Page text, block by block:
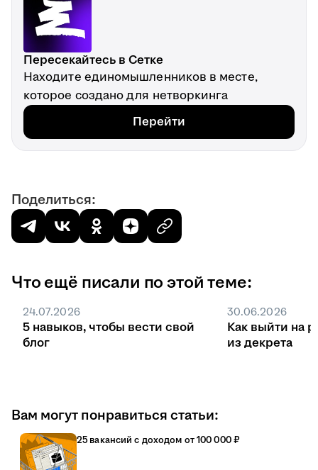
Пересекайтесь в Сетке
Находите единомышленников в месте,
которое создано для нетворкинга
Перейти
Поделиться:
Что ещё писали по этой теме:
24.07.2026
5 навыков, чтобы вести свой
блог
30.06.2026
Как выйти на
из декрета
Вам могут понравиться статьи:
25 вакансий с доходом от 100 000 ₽